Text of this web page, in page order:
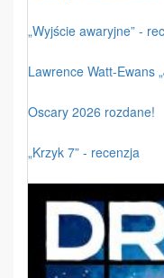
„Wyjście awaryjne” -
Lawrence Watt-Ewans
Oscary 2026 rozdane!
„Krzyk 7” - recenzja